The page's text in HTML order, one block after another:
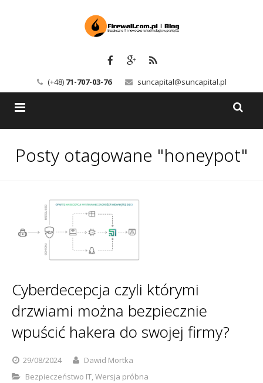
(+48) 71-707-03-76 suncapital@suncapital.pl
Backup-Solutions
Kerio
Serwery pocztowe
Usługi
Szkolenia
Kontakt
Posty otagowane "honeypot"
Cyberdecepcja czyli którymi
drzwiami można bezpiecznie
wpuścić hakera do swojej firmy?
29/08/2024
Dawid Mortka
Bezpieczeństwo IT,Wersja próbna